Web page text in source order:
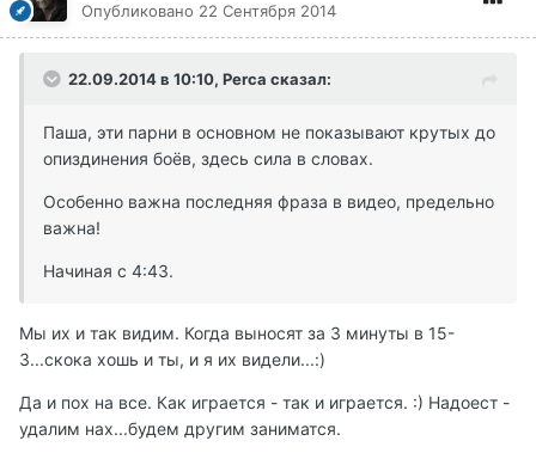
Опубликовано 22 Сентября 2014
22.09.2014 в 10:10, Perca сказал:
Паша, эти парни в основном не показывают крутых до
опиздинения боёв, здесь сила в словах.
Особенно важна последняя фраза в видео, предельно
важна!
Начиная с 4:43.
Мы их и так видим. Когда выносят за 3 минуты в 15-
3...скока хошь и ты, и я их видели...:)
Да и пох на все. Как играется - так и играется. :) Надоест -
удалим нах...будем другим заниматся.